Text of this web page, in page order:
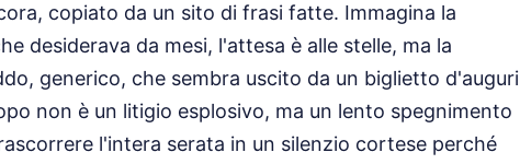
copiato da un sito di frasi fatte. Immagina la
desiderava da mesi, l'attesa è alle stelle, ma la
generico, che sembra uscito da un biglietto d'auguri
non è un litigio esplosivo, ma un lento spegnimento
l'intera serata in un silenzio cortese perché